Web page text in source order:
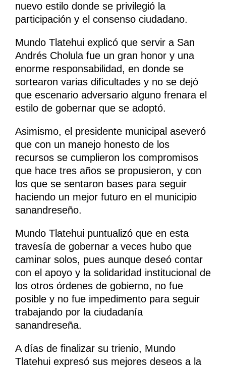
nuevo estilo donde se privilegió la
participación y el consenso ciudadano.
Mundo Tlatehui explicó que servir a San
Andrés Cholula fue un gran honor y una
enorme responsabilidad, en donde se
sortearon varias dificultades y no se dejó
que escenario adversario alguno frenara el
estilo de gobernar que se adoptó.
Asimismo, el presidente municipal aseveró
que con un manejo honesto de los
recursos se cumplieron los compromisos
que hace tres años se propusieron, y con
los que se sentaron bases para seguir
haciendo un mejor futuro en el municipio
sanandreseño.
Mundo Tlatehui puntualizó que en esta
travesía de gobernar a veces hubo que
caminar solos, pues aunque deseó contar
con el apoyo y la solidaridad institucional de
los otros órdenes de gobierno, no fue
posible y no fue impedimento para seguir
trabajando por la ciudadanía
sanandreseña.
A días de finalizar su trienio, Mundo
Tlatehui expresó sus mejores deseos a la